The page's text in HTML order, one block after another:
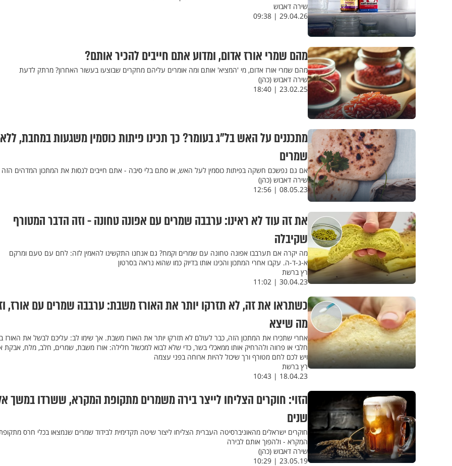
שירה דאבוש
29.04.26 | 09:38
מהם שמרי אורז אדום, ומדוע אתם חייבים להכיר אותם?
מהם שמרי אורז אדום, מי 'המציא' אותם ומה אומרים עליהם מחקרים שבוצעו בעשור האחרון? מרתק לדעת
שירה דאבוש (כהן)
23.02.25 | 18:40
מתכננים על האש בל"ג בעומר? כך תכינו פיתות כוסמין משגעות במחבת, ללא
שמרים
אם גם נפשכם חשקה בפיתות כוסמין לעל האש, או סתם בלי סיבה - אתם חייבים לנסות את המתכון המדהים הזה
שירה דאבוש (כהן)
08.05.23 | 12:56
את זה עוד לא ראינו: ערבבה שמרים עם אפונה טחונה - וזה הדבר המטורף
שקיבלה
מה יקרה אם תערבבו אפונה טחונה עם שמרים וקמח? גם אנחנו התקשינו להאמין לזה: לחם עם טעם ומרקם
א-ג-ד-ה. עקבו אחרי המתכון והכינו אותו בדיוק כמו שהוא נראה בסרטון
רץ ברשת
30.04.23 | 11:02
כשתראו את זה, לא תזרקו יותר את האורז משבת: ערבבה שמרים עם אורז,
מה שיצא
אחרי שתכירו את המתכון הזה, כבר לעולם לא תזרקו יותר את האורז משבת. אך שימו לב: עליכם לבשל את האורז
חלבי או פרווה ולהרחיק אותו ממאכלי בשר, כדי שלא לבוא למכשול חלילה: אורז משבת, שמרים, חלב, מלח, אבקת
ויש לכם לחם מטורף ורך שיכול להיות ארוחה בפני עצמה
רץ ברשת
18.04.23 | 10:43
הזוי: חוקרים הצליחו לייצר בירה משמרים מתקופת המקרא, ששרדו במשך
שנים
חוקרים ישראלים מהאוניברסיטה העברית הצליחו ליצור שיטה תקדימית לבידוד שמרים שנמצאו בכלי חרס
המקרא - ולהפוך אותם לבירה
שירה דאבוש (כהן)
23.05.19 | 10:29